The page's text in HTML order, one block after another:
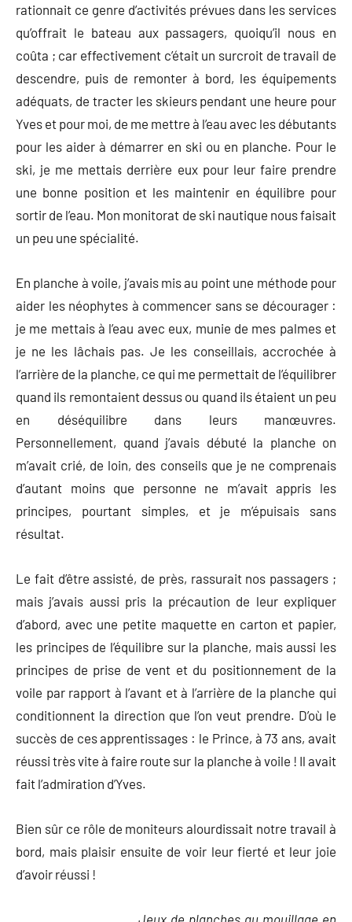
rationnait ce genre d’activités prévues dans les services
qu’offrait le bateau aux passagers, quoiqu’il nous en
coûta ; car effectivement c’était un surcroit de travail de
descendre, puis de remonter à bord, les équipements
adéquats, de tracter les skieurs pendant une heure pour
Yves et pour moi, de me mettre à l’eau avec les débutants
pour les aider à démarrer en ski ou en planche. Pour le
ski, je me mettais derrière eux pour leur faire prendre
une bonne position et les maintenir en équilibre pour
sortir de l’eau. Mon monitorat de ski nautique nous faisait
un peu une spécialité.
En planche à voile, j’avais mis au point une méthode pour
aider les néophytes à commencer sans se décourager :
je me mettais à l’eau avec eux, munie de mes palmes et
je ne les lâchais pas. Je les conseillais, accrochée à
l’arrière de la planche, ce qui me permettait de l’équilibrer
quand ils remontaient dessus ou quand ils étaient un peu
en déséquilibre dans leurs manœuvres.
Personnellement, quand j’avais débuté la planche on
m’avait crié, de loin, des conseils que je ne comprenais
d’autant moins que personne ne m’avait appris les
principes, pourtant simples, et je m’épuisais sans
résultat.
Le fait d’être assisté, de près, rassurait nos passagers ;
mais j’avais aussi pris la précaution de leur expliquer
d’abord, avec une petite maquette en carton et papier,
les principes de l’équilibre sur la planche, mais aussi les
principes de prise de vent et du positionnement de la
voile par rapport à l’avant et à l’arrière de la planche qui
conditionnent la direction que l’on veut prendre. D’où le
succès de ces apprentissages : le Prince, à 73 ans, avait
réussi très vite à faire route sur la planche à voile ! Il avait
fait l’admiration d’Yves.
Bien sûr ce rôle de moniteurs alourdissait notre travail à
bord, mais plaisir ensuite de voir leur fierté et leur joie
d’avoir réussi !
Jeux de planches au mouillage en